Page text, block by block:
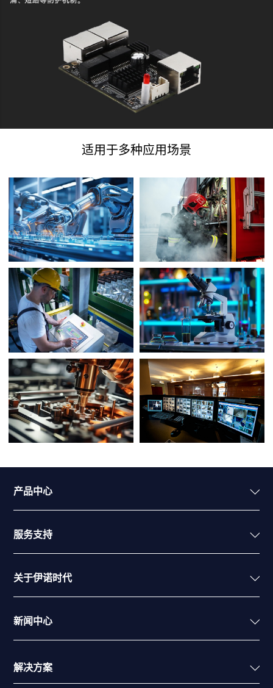
适用于多种应用场景
产品中心
服务支持
关于伊诺时代
新闻中心
解决方案